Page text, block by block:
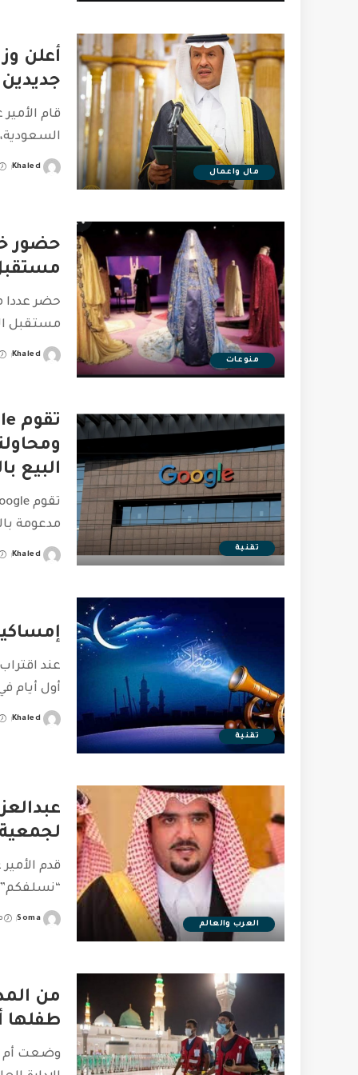
مال واعمال
أعلن
جديدين
قام
Posted
Khaled
منوعات
حضور
حضر عددا
مستقبل
Posted
Khaled
تقنية
البيع
مدعومة
Posted
Khaled
تقنية
إمساكية شهر
عند
أول أيام
Posted
Khaled
العرب والعالم
قدم
Posted
Soma
من
طفلها
وضعت أم